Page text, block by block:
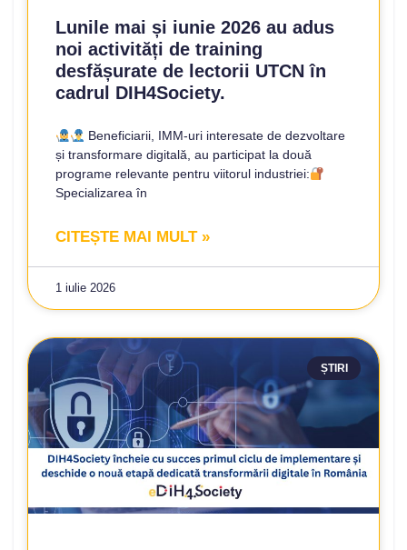
Lunile mai și iunie 2026 au adus
noi activități de training
desfășurate de lectorii UTCN în
cadrul DIH4Society.
Beneficiarii, IMM-uri interesate de dezvoltare
și transformare digitală, au participat la două
programe relevante pentru viitorul industriei:
Specializarea în
CITEȘTE MAI MULT »
1 iulie 2026
ȘTIRI